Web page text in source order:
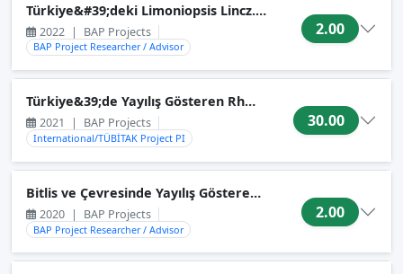
Türkiye&#39;deki Limoniopsis Lincz. Cinsi
2022 | BAP Projects
BAP Project Researcher / Advisor
2.00
Türkiye&39;de Yayılış Gösteren Rhynchocorys
2021 | BAP Projects
International/TÜBİTAK Project PI
30.00
Bitlis ve Çevresinde Yayılış Gösteren Bazı Ranunculus L.
2020 | BAP Projects
BAP Project Researcher / Advisor
2.00